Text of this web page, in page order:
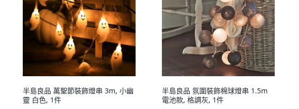
半島良品 萬聖節裝飾燈串 3m, 小幽
靈 白色, 1件
半島良品 氛圍裝飾棉球燈串 1.5m
電池款, 格調灰, 1件